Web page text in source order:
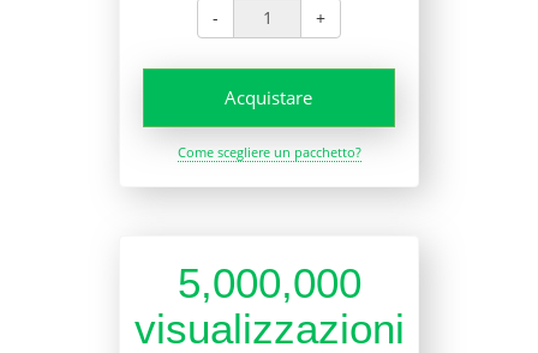
- +
Acquistare
Come scegliere un pacchetto?
5,000,000
visualizzazioni